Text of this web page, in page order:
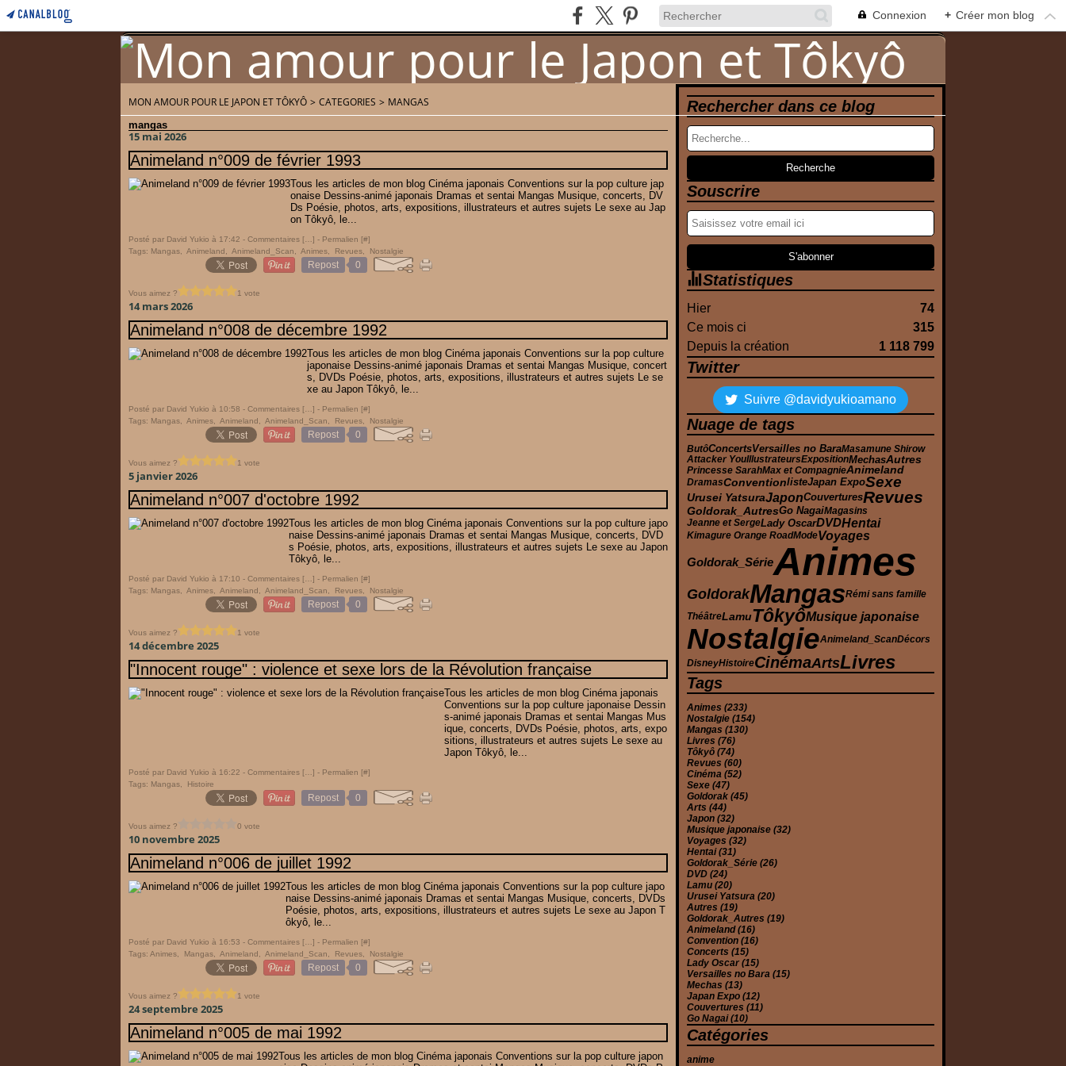
Connexion + Créer mon blog
MON AMOUR POUR LE JAPON ET TÔKYÔ > CATEGORIES > MANGAS
mangas
15 mai 2026
Animeland n°009 de février 1993
Tous les articles de mon blog Cinéma japonais Conventions sur la pop culture jap
onaise Dessins-animé japonais Dramas et sentai Mangas Musique, concerts, DV
Ds Poésie, photos, arts, expositions, illustrateurs et autres sujets Le sexe au Jap
on Tôkyô, le...
Posté par David Yukio à 17:42 - Commentaires [ ] - Permalien [#]
Tags: Mangas Animeland Animeland_Scan Animes Revues Nostalgie
Repost 0
Vous aimez ? 1 vote
14 mars 2026
Animeland n°008 de décembre 1992
Tous les articles de mon blog Cinéma japonais Conventions sur la pop culture
japonaise Dessins-animé japonais Dramas et sentai Mangas Musique, concert
s, DVDs Poésie, photos, arts, expositions, illustrateurs et autres sujets Le se
xe au Japon Tôkyô, le...
Posté par David Yukio à 10:58 - Commentaires [ ] - Permalien [#]
Tags: Mangas Animes Animeland Animeland_Scan Revues Nostalgie
Repost 0
Vous aimez ? 1 vote
5 janvier 2026
Animeland n°007 d'octobre 1992
Tous les articles de mon blog Cinéma japonais Conventions sur la pop culture japo
naise Dessins-animé japonais Dramas et sentai Mangas Musique, concerts, DVD
s Poésie, photos, arts, expositions, illustrateurs et autres sujets Le sexe au Japon
Tôkyô, le...
Posté par David Yukio à 17:10 - Commentaires [ ] - Permalien [#]
Tags: Mangas Animes Animeland Animeland_Scan Revues Nostalgie
Repost 0
Vous aimez ? 1 vote
14 décembre 2025
"Innocent rouge" : violence et sexe lors de la Révolution française
Tous les articles de mon blog Cinéma japonais
Conventions sur la pop culture japonaise Dessin
s-animé japonais Dramas et sentai Mangas Mus
ique, concerts, DVDs Poésie, photos, arts, expo
sitions, illustrateurs et autres sujets Le sexe au
Japon Tôkyô, le...
Posté par David Yukio à 16:22 - Commentaires [ ] - Permalien [#]
Tags: Mangas Histoire
Repost 0
Vous aimez ? 0 vote
10 novembre 2025
Animeland n°006 de juillet 1992
Tous les articles de mon blog Cinéma japonais Conventions sur la pop culture japo
naise Dessins-animé japonais Dramas et sentai Mangas Musique, concerts, DVDs
Poésie, photos, arts, expositions, illustrateurs et autres sujets Le sexe au Japon T
ôkyô, le...
Posté par David Yukio à 16:53 - Commentaires [ ] - Permalien [#]
Tags: Animes Mangas Animeland Animeland_Scan Revues Nostalgie
Repost 0
Vous aimez ? 1 vote
24 septembre 2025
Animeland n°005 de mai 1992
Tous les articles de mon blog Cinéma japonais Conventions sur la pop culture japon
Rechercher dans ce blog
Souscrire
Statistiques
Hier
74
Ce mois ci
315
Depuis la création
1 118 799
Twitter
Suivre @davidyukioamano
Nuage de tags
ButôConcertsVersailles no BaraMasamune Shirow
Attacker YouIllustrateursExpositionMechasAutres
Princesse SarahMax et CompagnieAnimeland
DramasConventionlisteJapan ExpoSexe
Urusei YatsuraJaponCouverturesRevues
Goldorak_AutresGo NagaiMagasins
Jeanne et SergeLady OscarDVDHentai
Kimagure Orange RoadModeVoyages
Goldorak_SérieAnimes
GoldorakMangasRémi sans famille
ThéâtreLamuTôkyôMusique japonaise
NostalgieAnimeland_ScanDécors
DisneyHistoireCinémaArtsLivres
Tags
Animes (233)
Nostalgie (154)
Mangas (130)
Livres (76)
Tôkyô (74)
Revues (60)
Cinéma (52)
Sexe (47)
Goldorak (45)
Arts (44)
Japon (32)
Musique japonaise (32)
Voyages (32)
Hentai(31)
Goldorak_Série (26)
DVD (24)
Lamu (20)
Urusei Yatsura (20)
Autres (19)
Goldorak_Autres (19)
Animeland(16)
Convention (16)
Concerts (15)
Lady Oscar (15)
Versailles no Bara (15)
Mechas (13)
Japan Expo (12)
Couvertures (11)
Go Nagai(10)
Catégories
anime